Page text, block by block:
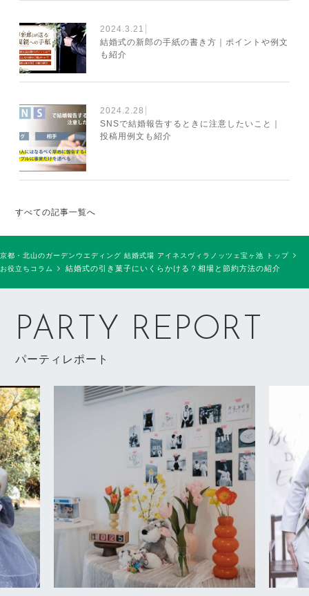
2024.3.21
結婚式の新郎の手紙の書き方｜ポイントや例文
も紹介
2024.2.28
SNSで結婚報告するときに注意したいこと｜
投稿用例文も紹介
すべての記事一覧へ
京都・北山のガーデンウエディング 結婚式場 アイネスヴィラノッツェ宝ヶ池 トップ
お役立ちコラム
結婚式の引き菓子にいくらかける？相場と節約方法の紹介
PARTY REPORT
パーティレポート